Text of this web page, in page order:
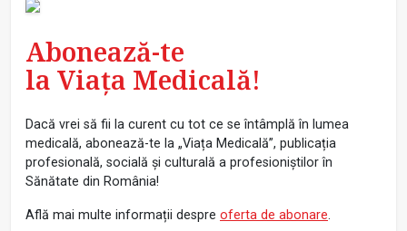
Abonează-te
la Viața Medicală!
Dacă vrei să fii la curent cu tot ce se întâmplă în lumea
medicală, abonează-te la „Viața Medicală”, publicația
profesională, socială și culturală a profesioniștilor în
Sănătate din România!
Află mai multe informații despre oferta de abonare.